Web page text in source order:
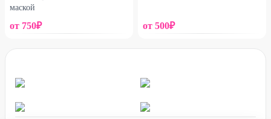
маской
от 750₽ от 500₽